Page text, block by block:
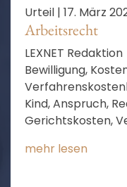
Urteil | 17. März
Arbeitsrecht
LEXNET Redaktion
Bewilligung,
Kind, Anspruch,
Gerichtskosten,
Bewilligung der
mehr lesen